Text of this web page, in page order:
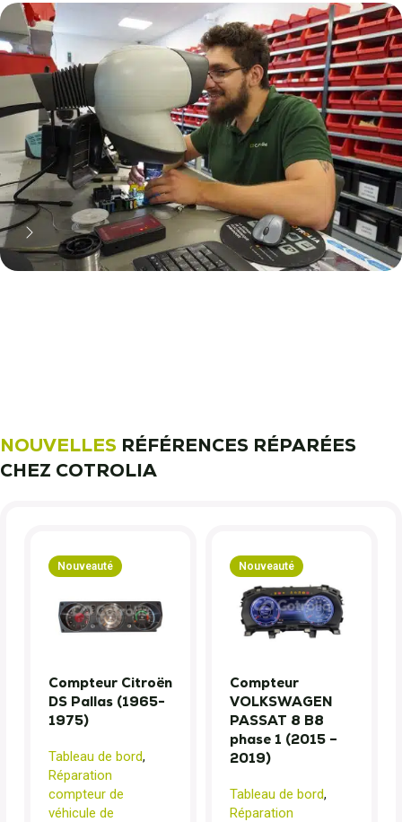
70% moins cher qu'une pièce
neuve... mais pas que !
Pourquoi réparer ?
NOUVELLES RÉFÉRENCES RÉPARÉES
CHEZ COTROLIA
Nouveauté
Compteur Citroën
DS Pallas (1965-
1975)
Tableau de bord,
Réparation
compteur de
véhicule de
Nouveauté
Compteur
VOLKSWAGEN
PASSAT 8 B8
phase 1 (2015 –
2019)
Tableau de bord,
Réparation